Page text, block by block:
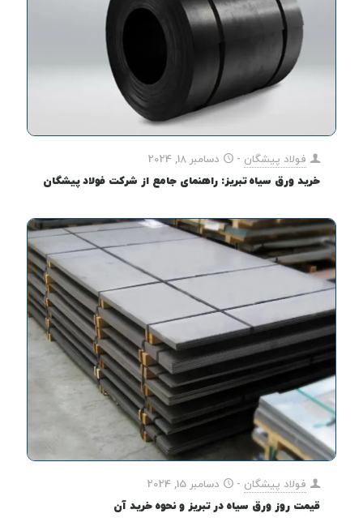
فولاد پیشگان -
دسامبر 18, 2024
خرید ورق سیاه تبریز: راهنمای جامع از شرکت فولاد پیشگان
فولاد پیشگان -
دسامبر 15, 2024
قیمت روز ورق سیاه در تبریز و نحوه خرید آن